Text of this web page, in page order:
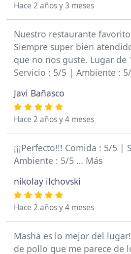
Hace 2 años y 3 meses
Nuestro restaurante
Siempre super bien
que no nos guste. Lugar de
Servicio : 5/5 | Ambiente :
Javi Bañasco
Hace 2 años y 4 meses
¡¡¡Perfecto!!! Comida : 5/5 |
Ambiente : 5/5 … Más
nikolay ilchovski
Hace 2 años y 4 meses
Masha es lo mejor del
de pollo que me parece de